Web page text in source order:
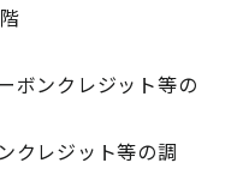
ボンクレジット等の
クレジット等の調